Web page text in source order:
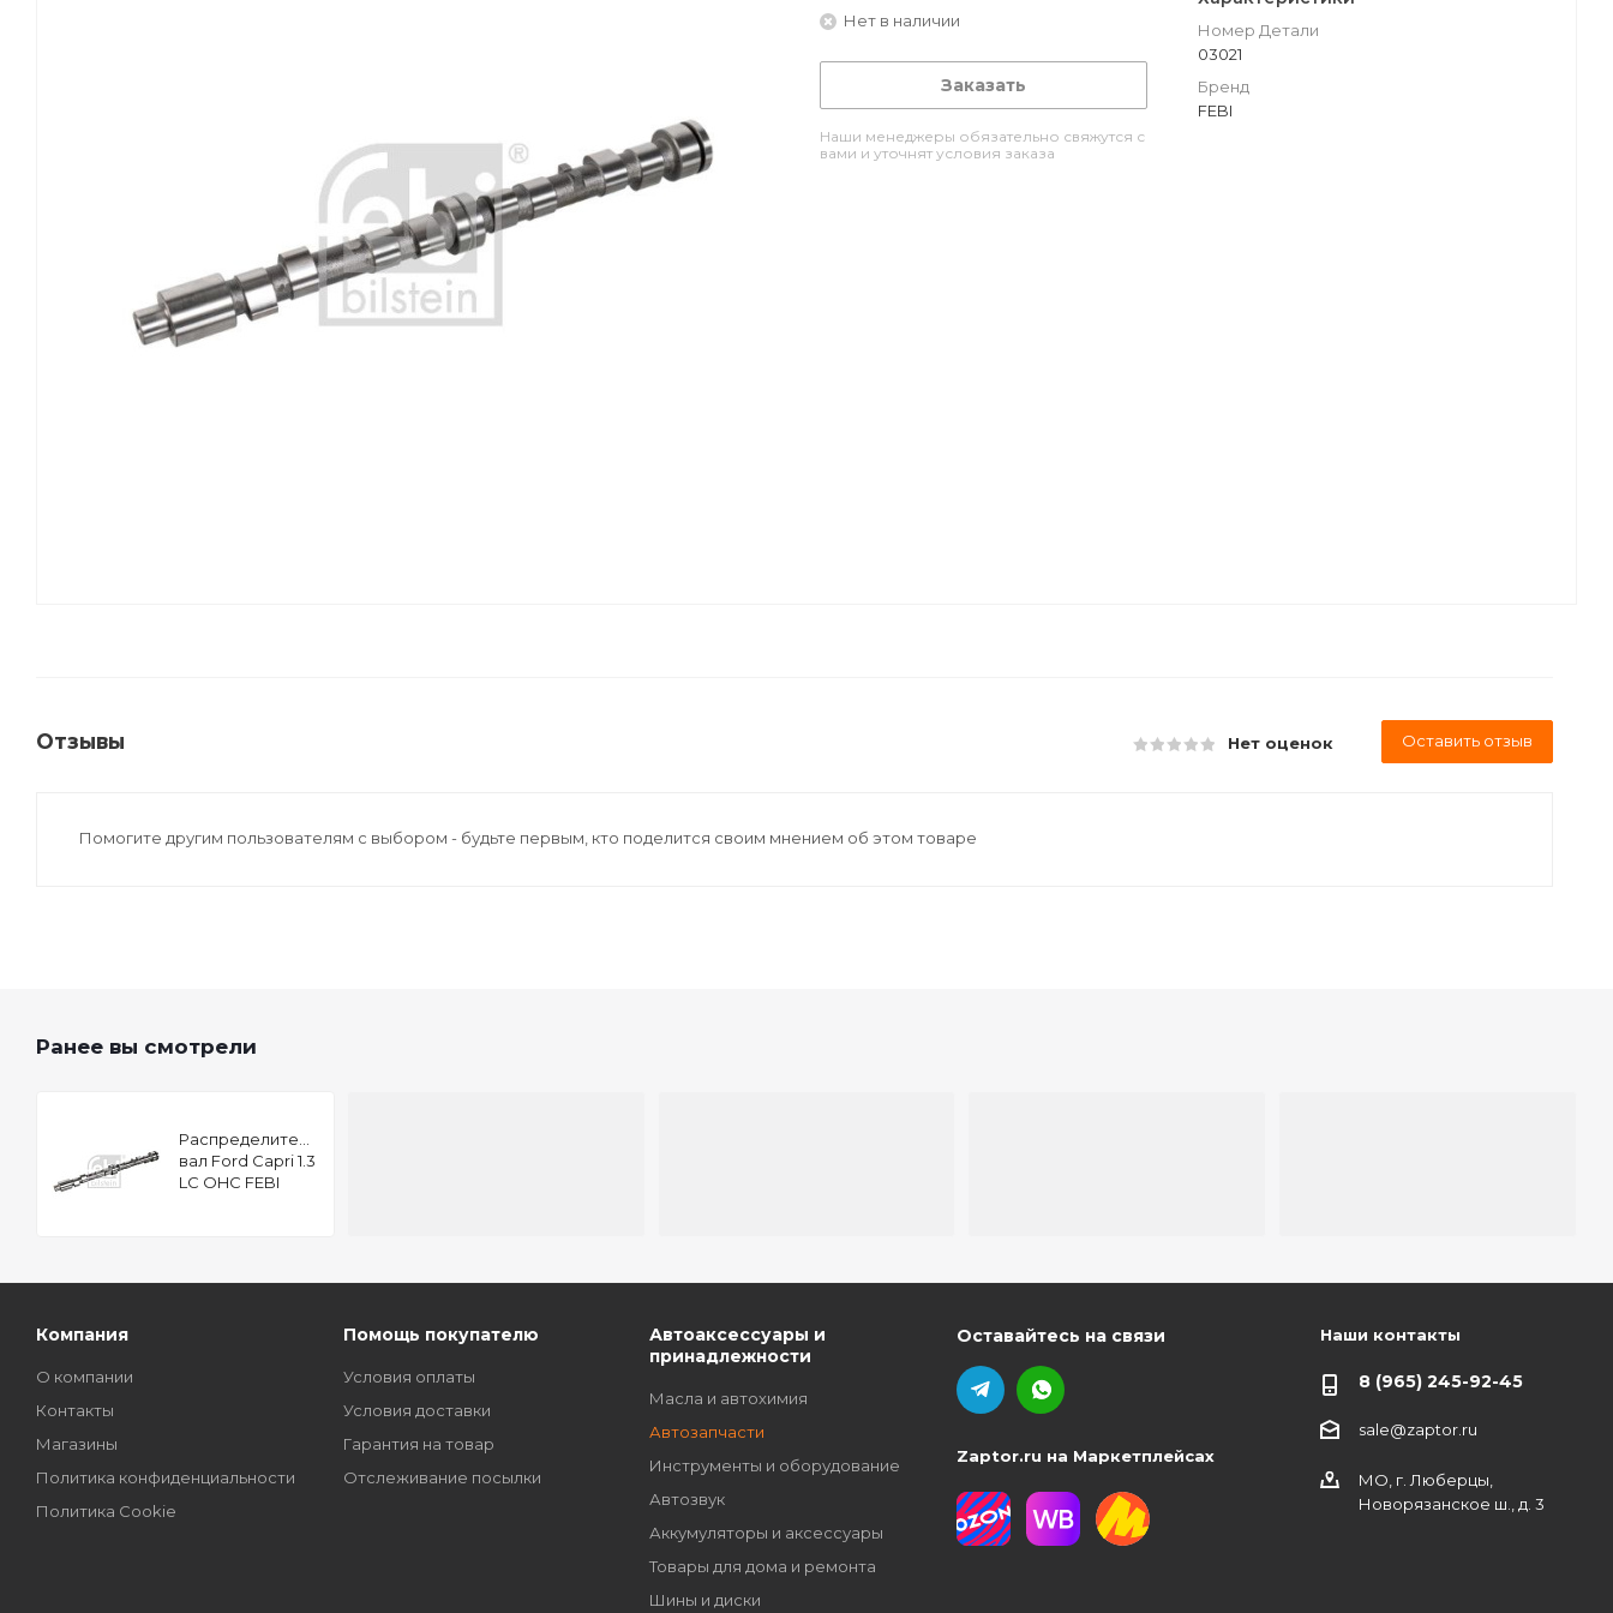
Нет в наличии
Заказать
Наши менеджеры обязательно свяжутся с
вами и уточнят условия заказа
Номер Детали
03021
Бренд
FEBI
Отзывы Нет оценок Оставить отзыв
Помогите другим пользователям с выбором - будьте первым, кто поделится своим мнением об этом товаре
Ранее вы смотрели
Распределительный
вал Ford Capri 1.3
LC OHC FEBI
Компания
О компании
Контакты
Магазины
Политика конфиденциальности
Политика Cookie
Помощь покупателю
Условия оплаты
Условия доставки
Гарантия на товар
Отслеживание посылки
Автоаксессуары и
принадлежности
Масла и автохимия
Автозапчасти
Инструменты и оборудование
Автозвук
Аккумуляторы и аксессуары
Товары для дома и ремонта
Шины и диски
Оставайтесь на связи
Zaptor.ru на Маркетплейсах
Наши контакты
8 (965) 245-92-45
sale@zaptor.ru
МО, г. Люберцы,
Новорязанское ш., д. 3